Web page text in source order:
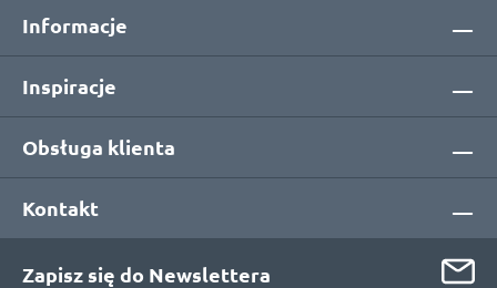
Informacje
Inspiracje
Obsługa klienta
Kontakt
Zapisz się do Newslettera